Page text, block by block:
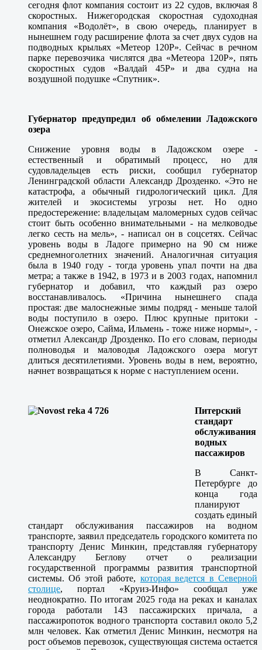
сегодня флот компания состоит из 22 судов, включая 8
скоростных. Нижегородская скоростная судоходная
компания «Водолёт», в свою очередь, планирует в
нынешнем году расширение флота за счет двух судов на
подводных крыльях «Метеор 120Р». Сейчас в речном
парке перевозчика числятся два «Метеора 120Р», пять
скоростных судов «Валдай 45Р» и два судна на
воздушной подушке «Спутник».
Губернатор предупредил об обмелении Ладожского
озера
Снижение уровня воды в Ладожском озере -
естественный и обратимый процесс, но для
судовладельцев есть риски, сообщил губернатор
Ленинградской области Александр Дрозденко. «Это не
катастрофа, а обычный гидрологический цикл. Для
жителей и экосистемы угрозы нет. Но одно
предостережение: владельцам маломерных судов сейчас
стоит быть особенно внимательными - на мелководье
легко сесть на мель», - написал он в соцсетях. Сейчас
уровень воды в Ладоге примерно на 90 см ниже
среднемноголетних значений. Аналогичная ситуация
была в 1940 году - тогда уровень упал почти на два
метра; а также в 1942, в 1973 и в 2003 годах, напомнил
губернатор и добавил, что каждый раз озеро
восстанавливалось. «Причина нынешнего спада
простая: две малоснежные зимы подряд - меньше талой
воды поступило в озеро. Плюс крупные притоки -
Онежское озеро, Сайма, Ильмень - тоже ниже нормы», -
отметил Александр Дрозденко. По его словам, периоды
полноводья и маловодья Ладожского озера могут
длиться десятилетиями. Уровень воды в нем, вероятно,
начнет возвращаться к норме с наступлением осени.
Питерский
стандарт
обслуживания
водных
пассажиров
В Санкт-
Петербурге до
конца года
планируют
создать единый
стандарт обслуживания пассажиров на водном
транспорте, заявил председатель городского комитета по
транспорту Денис Минкин, представляя губернатору
Александру Беглову отчет о реализации
государственной программы развития транспортной
системы. Об этой работе, которая ведется в Северной
столице, портал «Круиз-Инфо» сообщал уже
неоднократно. По итогам 2025 года на реках и каналах
города работали 143 пассажирских причала, а
пассажиропоток водного транспорта составил около 5,2
млн человек. Как отметил Денис Минкин, несмотря на
рост объемов перевозок, существующая система остается